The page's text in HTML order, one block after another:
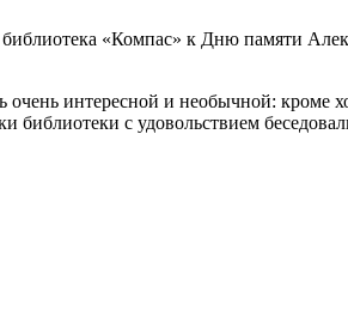
«Компас» к Дню памяти
интересной и необычной: кроме
библиотеки с удовольствием